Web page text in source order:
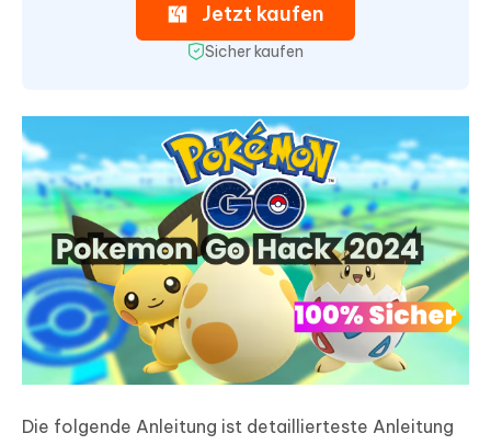
Jetzt kaufen
Sicher kaufen
Die folgende Anleitung ist detaillierteste Anleitung